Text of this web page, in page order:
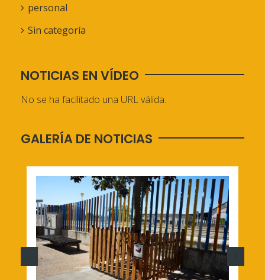
personal
Sin categoría
NOTICIAS EN VÍDEO
No se ha facilitado una URL válida.
GALERÍA DE NOTICIAS